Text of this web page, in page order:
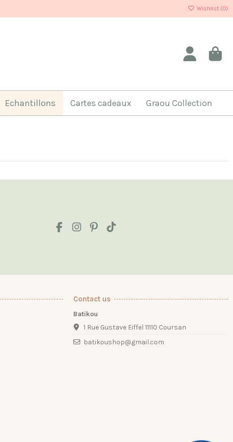
Wishlist (0)
Echantillons Cartes cadeaux Graou Collection
Contact us
Batikou
1 Rue Gustave Eiffel 11110 Coursan
batikoushop@gmail.com